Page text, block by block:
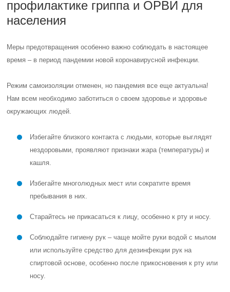
профилактике гриппа и ОРВИ для
населения
Меры предотвращения особенно важно соблюдать в настоящее
время – в период пандемии новой коронавирусной инфекции.
Режим самоизоляции отменен, но пандемия все еще актуальна!
Нам всем необходимо заботиться о своем здоровье и здоровье
окружающих людей.
Избегайте близкого контакта с людьми, которые выглядят
нездоровыми, проявляют признаки жара (температуры) и
кашля.
Избегайте многолюдных мест или сократите время
пребывания в них.
Старайтесь не прикасаться к лицу, особенно к рту и носу.
Соблюдайте гигиену рук – чаще мойте руки водой с мылом
или используйте средство для дезинфекции рук на
спиртовой основе, особенно после прикосновения к рту или
носу.